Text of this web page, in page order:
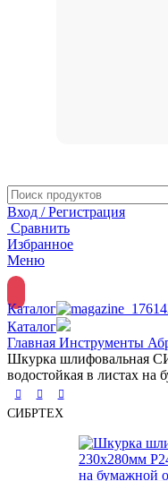
Вход / Регистрация
Сравнить
Избранное
Меню
Каталог
Каталог
Главная Инструменты
Шкурка шлифовальная
водостойкая в листах на
СИБРТЕХ